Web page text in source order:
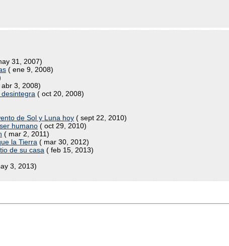
31, 2007)
( ene 9, 2008)
abr 3, 2008)
( oct 20, 2008)
de Sol y Luna hoy ( sept 22, 2010)
humano ( oct 29, 2010)
( mar 2, 2011)
la Tierra ( mar 30, 2012)
de su casa ( feb 15, 2013)
3, 2013)